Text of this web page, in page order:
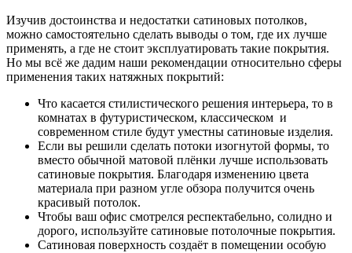
Изучив достоинства и недостатки сатиновых потолков,
можно самостоятельно сделать выводы о том, где их лучше
применять, а где не стоит эксплуатировать такие покрытия.
Но мы всё же дадим наши рекомендации относительно сферы
применения таких натяжных покрытий:
Что касается стилистического решения интерьера, то в
комнатах в футуристическом, классическом и
современном стиле будут уместны сатиновые изделия.
Если вы решили сделать потоки изогнутой формы, то
вместо обычной матовой плёнки лучше использовать
сатиновые покрытия. Благодаря изменению цвета
материала при разном угле обзора получится очень
красивый потолок.
Чтобы ваш офис смотрелся респектабельно, солидно и
дорого, используйте сатиновые потолочные покрытия.
Сатиновая поверхность создаёт в помещении особую